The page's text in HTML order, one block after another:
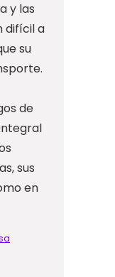
y las
difícil a
su
de
sus
en